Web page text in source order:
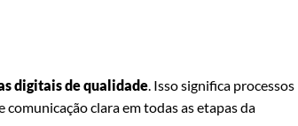
digitais de qualidade. Isso significa processos
clara em todas as etapas da